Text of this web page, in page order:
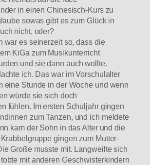
in einen Chinesisch-Kurs zu
sowas gibt es zum Glück in
nicht, oder?
war es seinerzeit so, dass die
KiGa zum Musikunterricht
und sie dann auch wollte.
ich. Das war im Vorschulalter
eine Stunde in der Woche und wenn
würde sie sich doch
fühlen. Im ersten Schuljahr gingen
zum Tanzen, und ich meldete
kam der Sohn in das Alter und die
gingen zum Mutter-
Große musste mit. Langweilte sich
mit anderen Geschwisterkindern